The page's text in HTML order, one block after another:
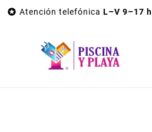
 Atención telefónica L–V 9–17 h